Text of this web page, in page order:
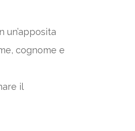
cognome e
il